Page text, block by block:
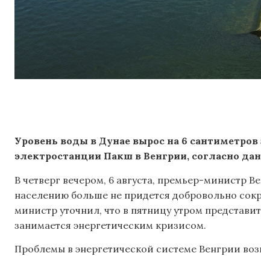
Уровень воды в Дунае вырос на 6
электростанции Пакш в Венгрии, согласно
В четверг вечером, 6 августа, премьер-министр
населению больше не придется добровольно
министр уточнил, что в пятницу утром
занимается энергетическим кризисом.
Проблемы в энергетической системе Венгрии